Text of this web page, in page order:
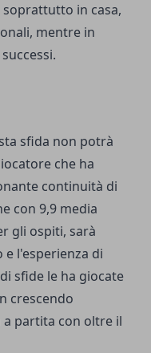
in casa,
mentre in
sfida non potrà
che ha
continuità di
con 9,9 media
gli ospiti, sarà
l'esperienza di
sfide le ha giocate
crescendo
a partita con oltre il